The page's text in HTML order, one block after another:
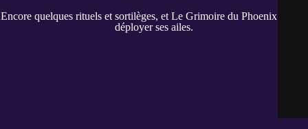
Encore quelques rituels et sortilèges, et Le Grimoire du Phoenix pourra
déployer ses ailes.